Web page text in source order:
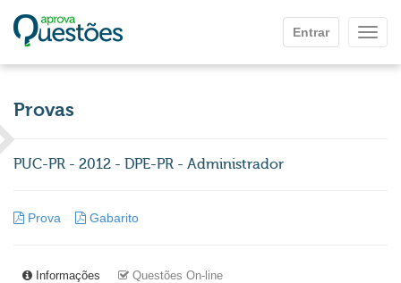
Entrar
Provas
PUC-PR - 2012 - DPE-PR - Administrador
Prova Gabarito
Informações Questões On-line